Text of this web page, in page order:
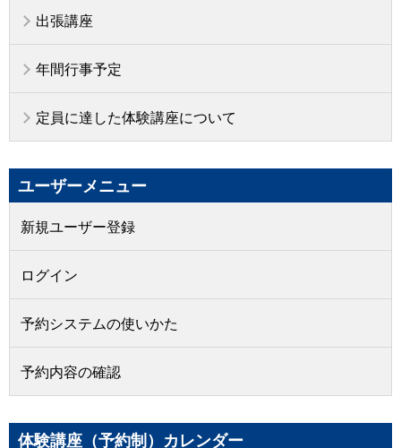
出張講座
年間行事予定
定員に達した体験講座について
ユーザーメニュー
新規ユーザー登録
ログイン
予約システムの使いかた
予約内容の確認
体験講座（予約制）カレンダー